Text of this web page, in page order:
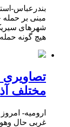
بندرعباس-
مبنی بر حمله
شهرهای
هیچ گونه
مختلف
ارومیه-
غربی حال